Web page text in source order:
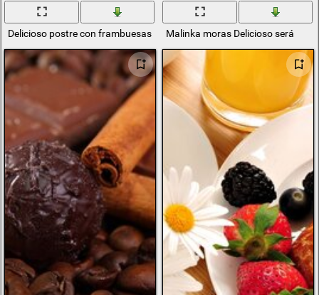
Delicioso postre con frambuesas rojasMalinka moras Delicioso será